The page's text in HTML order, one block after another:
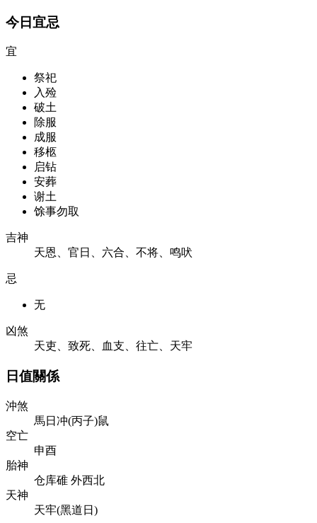
今日宜忌
宜
祭祀
入殓
破土
除服
成服
移柩
启钻
安葬
谢土
馀事勿取
吉神
天恩、官日、六合、不将、鸣吠
忌
无
凶煞
天吏、致死、血支、往亡、天牢
日值關係
沖煞
馬日冲(丙子)鼠
空亡
申酉
胎神
仓库碓 外西北
天神
天牢(黑道日)